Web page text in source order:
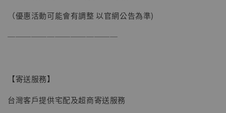
（優惠活動可能會有調整 以官網公告為準)
──────────────
【寄送服務】
台灣客戶提供宅配及超商寄送服務